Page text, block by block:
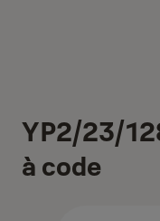
YP2/23/
à code